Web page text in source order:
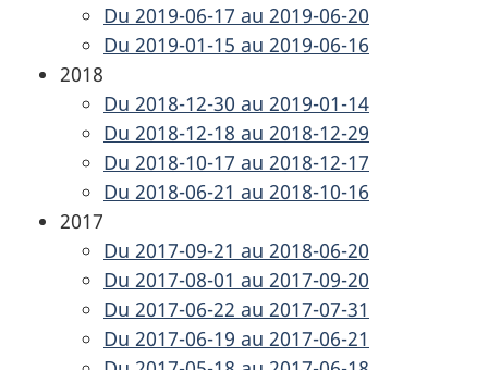
Du 2019-06-17 au 2019-06-20
Du 2019-01-15 au 2019-06-16
2018
Du 2018-12-30 au 2019-01-14
Du 2018-12-18 au 2018-12-29
Du 2018-10-17 au 2018-12-17
Du 2018-06-21 au 2018-10-16
2017
Du 2017-09-21 au 2018-06-20
Du 2017-08-01 au 2017-09-20
Du 2017-06-22 au 2017-07-31
Du 2017-06-19 au 2017-06-21